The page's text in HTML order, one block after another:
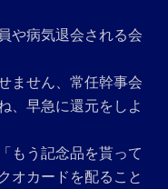
や病気退会される会
ません、常任幹事会
、早急に還元をしよ
もう記念品を貰って
オカードを配ること